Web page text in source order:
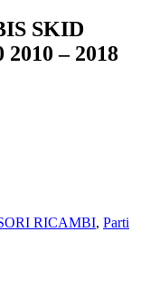
SKID
– 2018
RICAMBI, Parti